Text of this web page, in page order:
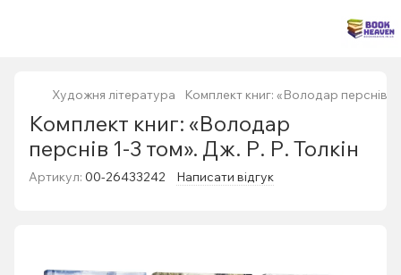
Художня література Комплект книг: «Володар перснів
Комплект книг: «Володар
перснів 1-3 том». Дж. Р. Р. Толкін
Артикул: 00-26433242 Написати відгук